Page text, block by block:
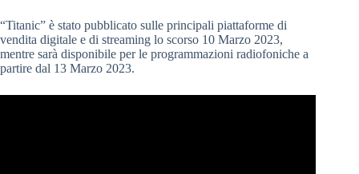
“Titanic” è stato pubblicato sulle principali piattaforme di
vendita digitale e di streaming lo scorso 10 Marzo 2023,
mentre sarà disponibile per le programmazioni radiofoniche a
partire dal 13 Marzo 2023.